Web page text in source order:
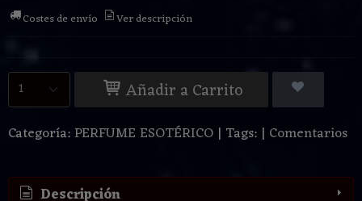
Costes de envío Ver descripción
Añadir a Carrito
Categoría:PERFUME ESOTÉRICO | Tags: | Comentarios
Descripción